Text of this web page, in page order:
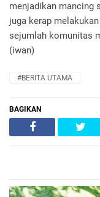
menjadikan mancing
juga kerap
sejumlah komunitas
(iwan)
#BERITA UTAMA
BAGIKAN